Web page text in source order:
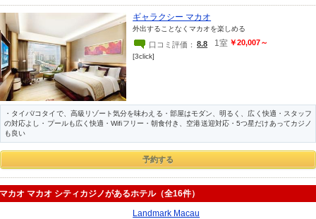
ギャラクシー マカオ
外出することなくマカオを楽しめる
口コミ評価： 8.8 1室 ￥20,007～
[3click]
・タイパ/コタイで、高級リゾート気分を味わえる・部屋はモダン、明るく、広く快適・スタッフ
の対応よし・プールも広く快適・Wifiフリー・朝食付き、空港送迎対応・5つ星だけあってカジノ
も良い
マカオ マカオ シティカジノがあるホテル（全16件）
Landmark Macau